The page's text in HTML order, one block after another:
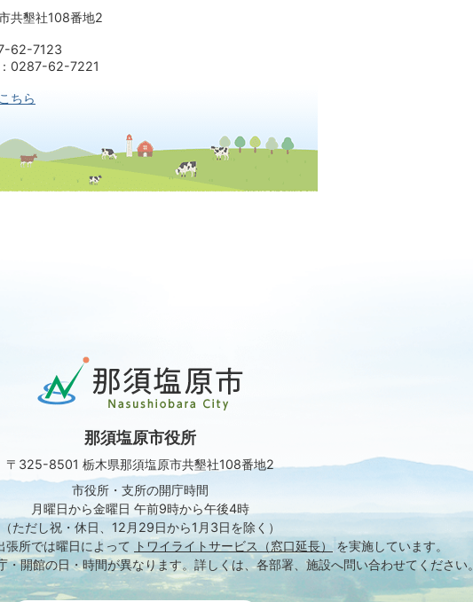
共墾社108番地2
62-7123
0287-62-7221
ちら
須
塩
Nasushiobara
City
那須塩原市役所
〒325-8501 栃木県那須塩原市共墾社108番地2
市役所・支所の開庁時間
月曜日から金曜日 午前9時から午後4時
（ただし祝・休日、12月29日から1月3日を除く）
張所では曜日によって トワイライトサービス（窓口延長）
を実施しています。
開館の日・時間が異なります。 詳しくは、各部署、施設へ問い合わせてください。